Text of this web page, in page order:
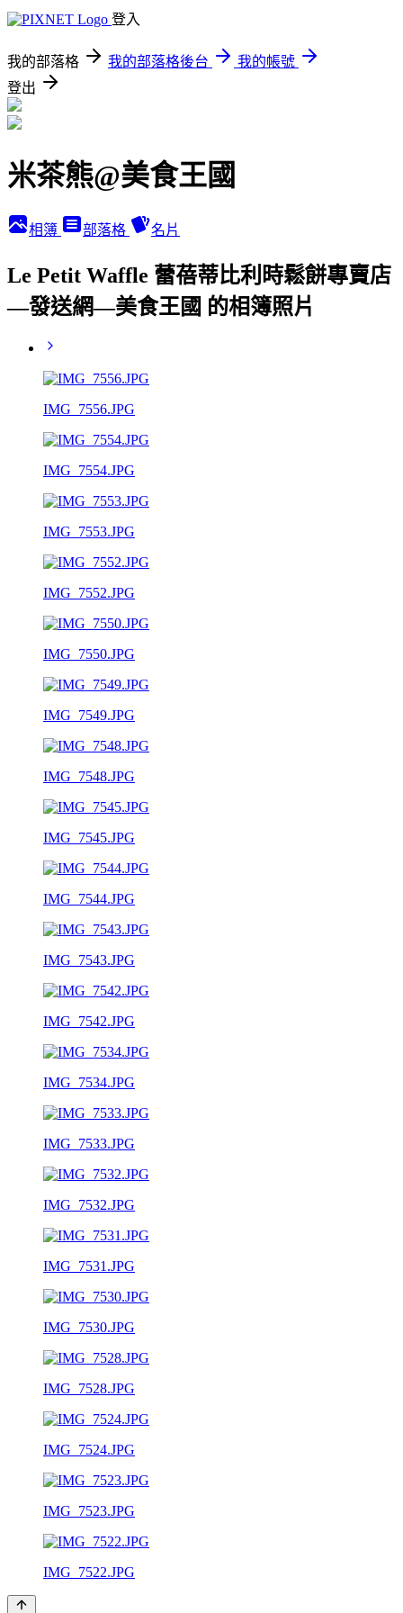
登入
我的部落格 我的部落格後台
我的帳號
登出
米茶熊@美食王國
相簿 部落格 名片
Le Petit Waffle 蕾蓓蒂比利時鬆餅專賣店
—發送網—美食王國 的相簿照片
IMG_7556.JPG
IMG_7554.JPG
IMG_7553.JPG
IMG_7552.JPG
IMG_7550.JPG
IMG_7549.JPG
IMG_7548.JPG
IMG_7545.JPG
IMG_7544.JPG
IMG_7543.JPG
IMG_7542.JPG
IMG_7534.JPG
IMG_7533.JPG
IMG_7532.JPG
IMG_7531.JPG
IMG_7530.JPG
IMG_7528.JPG
IMG_7524.JPG
IMG_7523.JPG
IMG_7522.JPG